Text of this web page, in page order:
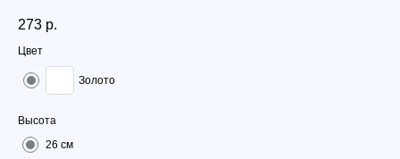
273 р.
Цвет
Золото
Высота
26 см